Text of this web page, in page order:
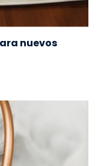
nuevos